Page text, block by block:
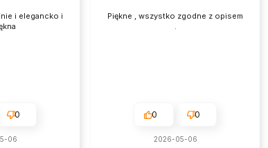
i elegancko i
0
06
Piękne , wszystko zgodne z opisem
.
0 0
2026-05-06